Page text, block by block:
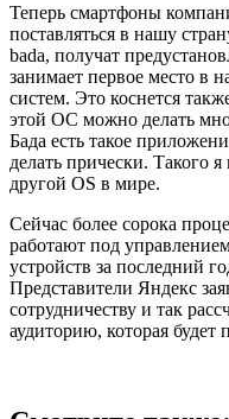
Теперь смартфоны
поставляться в нашу
bada, получат
занимает первое место в
систем. Это коснется
этой ОС можно делать
Бада есть такое
делать прически. Такого
другой OS в мире.
Сейчас более сорока
работают под
устройств за последний
Представители Яндекс
сотрудничеству и так
аудиторию, которая будет